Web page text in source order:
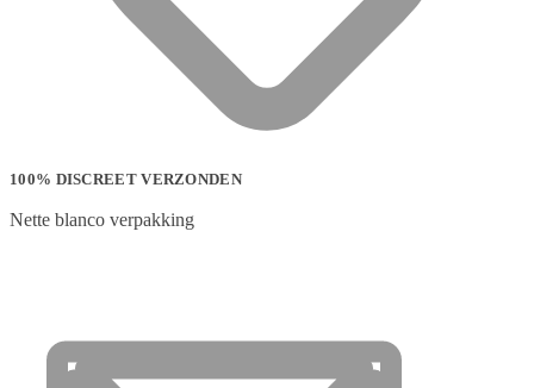
100% DISCREET VERZONDEN
Nette blanco verpakking